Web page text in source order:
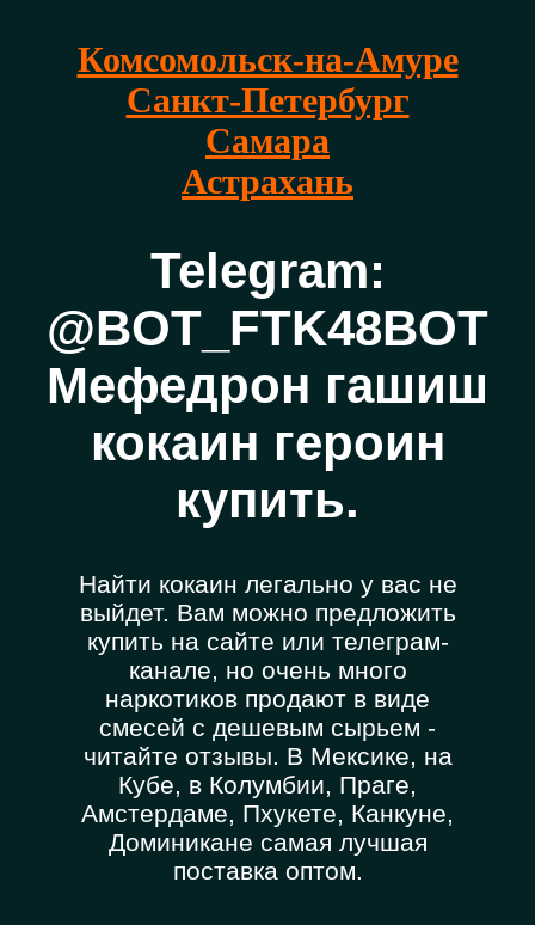
Комсомольск-на-Амуре
Санкт-Петербург
Самара
Астрахань
Telegram:
@BOT_FTK48BOT
Мефедрон гашиш
кокаин героин
купить.
Найти кокаин легально у вас не
выйдет. Вам можно предложить
купить на сайте или телеграм-
канале, но очень много
наркотиков продают в виде
смесей с дешевым сырьем -
читайте отзывы. В Мексике, на
Кубе, в Колумбии, Праге,
Амстердаме, Пхукете, Канкуне,
Доминикане самая лучшая
поставка оптом.